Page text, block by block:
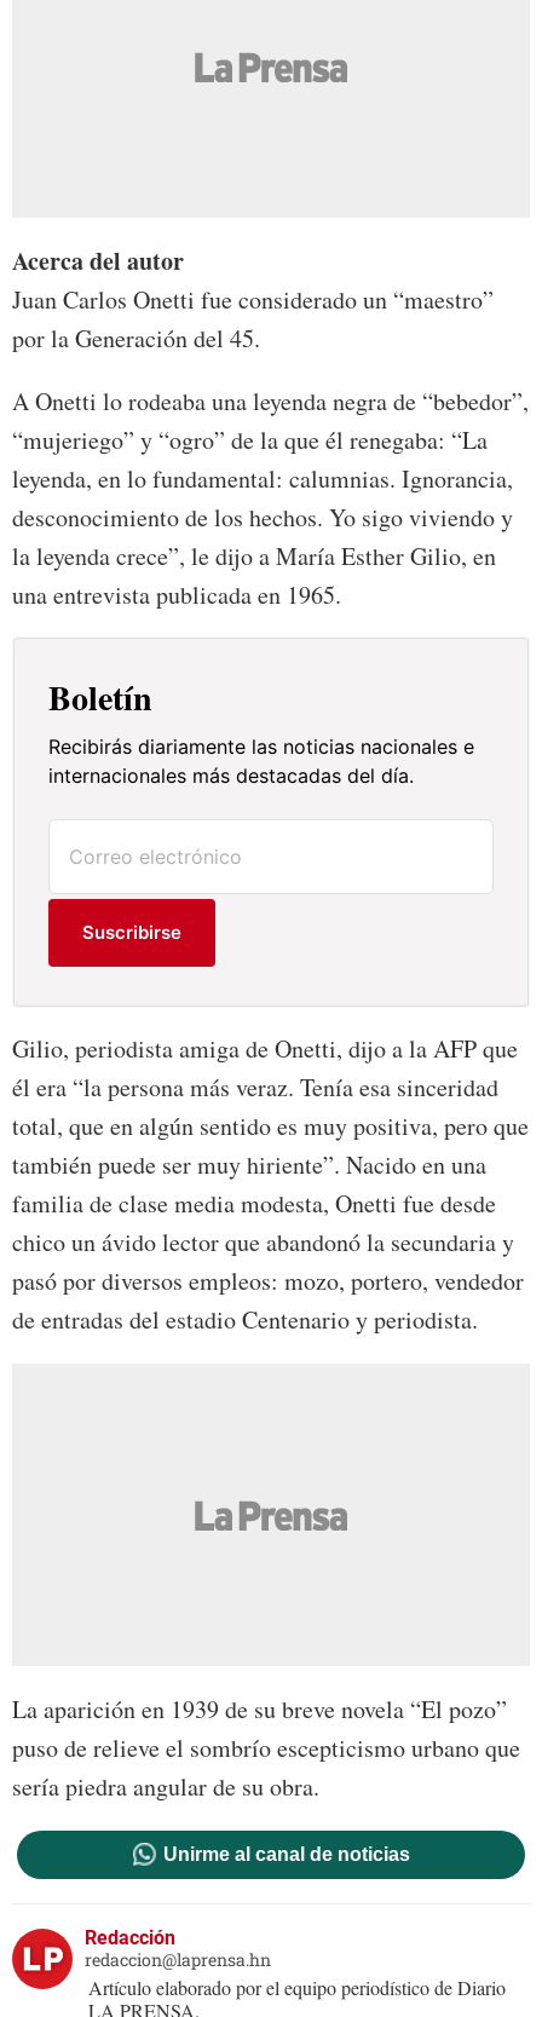
Acerca del autor
Juan Carlos Onetti fue considerado un “maestro”
por la Generación del 45.
A Onetti lo rodeaba una leyenda negra de “bebedor”,
“mujeriego” y “ogro” de la que él renegaba: “La
leyenda, en lo fundamental: calumnias. Ignorancia,
desconocimiento de los hechos. Yo sigo viviendo y
la leyenda crece”, le dijo a María Esther Gilio, en
una entrevista publicada en 1965.
Boletín
Recibirás diariamente las noticias nacionales e
internacionales más destacadas del día.
Suscribirse
Gilio, periodista amiga de Onetti, dijo a la AFP que
él era “la persona más veraz. Tenía esa sinceridad
total, que en algún sentido es muy positiva, pero que
también puede ser muy hiriente”. Nacido en una
familia de clase media modesta, Onetti fue desde
chico un ávido lector que abandonó la secundaria y
pasó por diversos empleos: mozo, portero, vendedor
de entradas del estadio Centenario y periodista.
La aparición en 1939 de su breve novela “El pozo”
puso de relieve el sombrío escepticismo urbano que
sería piedra angular de su obra.
Unirme al canal de noticias
Redacción
redaccion@laprensa.hn
Artículo elaborado por el equipo periodístico de Diario
LA PRENSA.